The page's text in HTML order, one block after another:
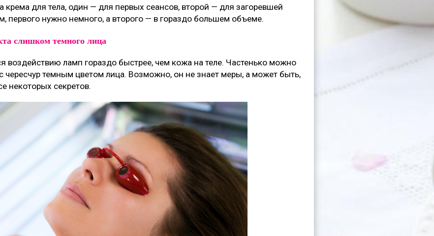
крема для тела, один — для первых сеансов, второй — для загоревшей
первого нужно немного, а второго — в гораздо большем объеме.
слишком темного лица
воздействию ламп гораздо быстрее, чем кожа на теле. Частенько можно
с чересчур темным цветом лица. Возможно, он не знает меры, а может быть,
некоторых секретов.